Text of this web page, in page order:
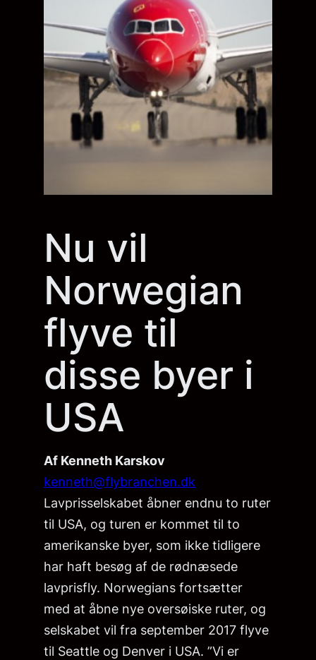
Nu vil
Norwegian
flyve til
disse byer i
USA
Af Kenneth Karskov
kenneth@flybranchen.dk
Lavprisselskabet åbner endnu to ruter
til USA, og turen er kommet til to
amerikanske byer, som ikke tidligere
har haft besøg af de rødnæsede
lavprisfly. Norwegians fortsætter
med at åbne nye oversøiske ruter, og
selskabet vil fra september 2017 flyve
til Seattle og Denver i USA. ”Vi er